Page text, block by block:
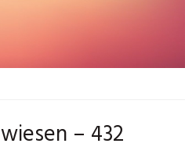
– 432